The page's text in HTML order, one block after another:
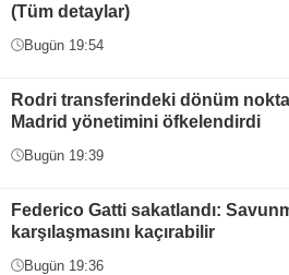
(Tüm detaylar)
Bugün 19:54
Rodri transferindeki dönüm
Madrid yönetimini öfkelendirdi
Bugün 19:39
Federico Gatti sakatlandı:
karşılaşmasını kaçırabilir
Bugün 19:36